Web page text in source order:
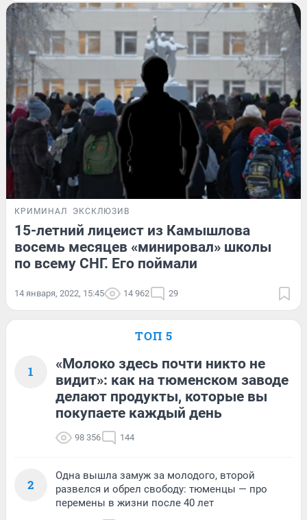
КРИМИНАЛ ЭКСКЛЮЗИВ
15-летний лицеист из Камышлова
восемь месяцев «минировал» школы
по всему СНГ. Его поймали
14 января, 2022, 15:45 14 962 29
ТОП 5
1
«Молоко здесь почти никто не
видит»: как на тюменском заводе
делают продукты, которые вы
покупаете каждый день
98 356 144
2
Одна вышла замуж за молодого, второй
развелся и обрел свободу: тюменцы — про
перемены в жизни после 40 лет